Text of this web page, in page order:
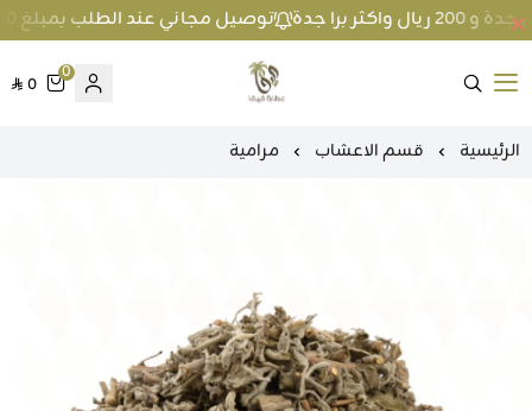
توصيل مجاني عند الطلب بمبلغ 100 ريال واكثر داخل جدة و 200 ريال واكثر برا جدة
متجر عطارة فيفا
0
0
الرئيسية قسم الاعشاب مرامية